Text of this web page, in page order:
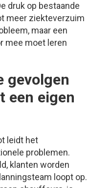
druk op bestaande
meer ziekteverzuim
maar een
mee moet leren
gevolgen
een eigen
leidt het
problemen.
klanten worden
loopt op.